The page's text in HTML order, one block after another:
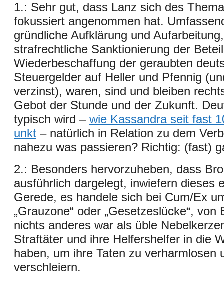
1.: Sehr gut, dass Lanz sich des
fokussiert angenommen hat.
gründliche Aufklärung und
strafrechtliche Sanktionierung der
Wiederbeschaffung der geraubten
Steuergelder auf Heller und Pfennig
verzinst), waren, sind und bleiben
Gebot der Stunde und der Zukunft.
typisch wird – wie Kassandra seit fast
unkt – natürlich in Relation zu dem
nahezu was passieren? Richtig: (fast)
2.: Besonders hervorzuheben, dass
ausführlich dargelegt, inwiefern dieses
Gerede, es handele sich bei Cum/Ex
„Grauzone“ oder „Gesetzeslücke“, von
nichts anderes war als üble
Straftäter und ihre Helfershelfer in die
haben, um ihre Taten zu verharmlosen
verschleiern.